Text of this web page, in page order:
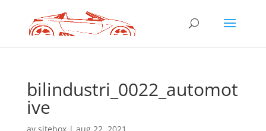
bilindustri_0022_automot
ive